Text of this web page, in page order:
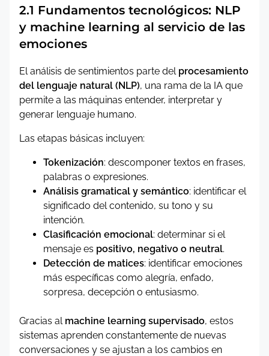
2.1 Fundamentos tecnológicos: NLP
y machine learning al servicio de las
emociones
El análisis de sentimientos parte del procesamiento
del lenguaje natural (NLP), una rama de la IA que
permite a las máquinas entender, interpretar y
generar lenguaje humano.
Las etapas básicas incluyen:
Tokenización: descomponer textos en frases,
palabras o expresiones.
Análisis gramatical y semántico: identificar el
significado del contenido, su tono y su
intención.
Clasificación emocional: determinar si el
mensaje es positivo, negativo o neutral.
Detección de matices: identificar emociones
más específicas como alegría, enfado,
sorpresa, decepción o entusiasmo.
Gracias al machine learning supervisado, estos
sistemas aprenden constantemente de nuevas
conversaciones y se ajustan a los cambios en